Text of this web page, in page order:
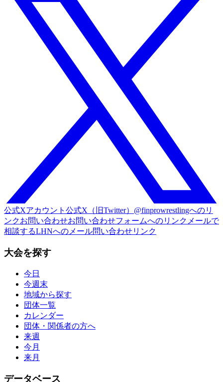
公式Xアカウント 公式X（旧Twitter）@finprowrestlingへのリ
ンクお問い合わせお問い合わせフォームへのリンク メールで
相談するLHNへのメール問い合わせリンク
大会を探す
今日
今週末
地域から探す
団体一覧
カレンダー
団体・関係者の方へ
来週
今月
来月
データベース